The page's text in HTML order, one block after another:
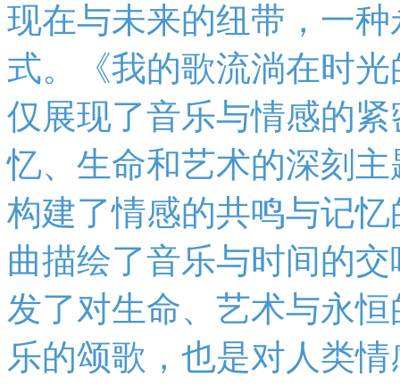
现在与未来的纽带，一
式。《我的歌流淌在时
仅展现了音乐与情感的
忆、生命和艺术的深刻
构建了情感的共鸣与记
曲描绘了音乐与时间的
发了对生命、艺术与永
乐的颂歌，也是对人类